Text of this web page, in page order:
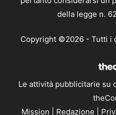
della legge n.
Copyright ©2026 - Tutti i
Le attività pubblicitarie su
Mission
Redazione